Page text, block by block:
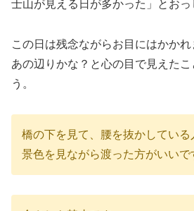
士山が見える日が多かった」とおっ
この日は残念ながらお目にはかかれ
あの辺りかな？と心の目で見えたこ
う。
橋の下を見て、腰を抜かしている
景色を見ながら渡った方がいいで